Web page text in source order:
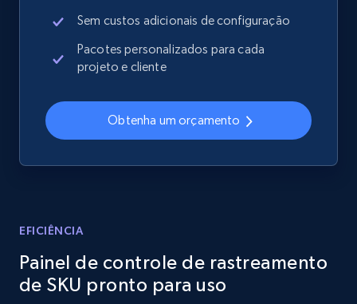
2.1K+ 355+ Comece agora
Home Depot US - Discover products by
specified UPC
Sku, Product id, Product name, Manufacturer,
2.1K+
Sem custos adicionais de configuração
Pacotes personalizados para cada
projeto e cliente
Obtenha um orçamento
EFICIÊNCIA
Painel de controle de rastreamento
de SKU pronto para uso